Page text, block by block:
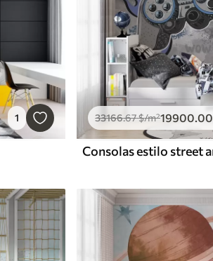
1 33166.67$/m²19900 .00